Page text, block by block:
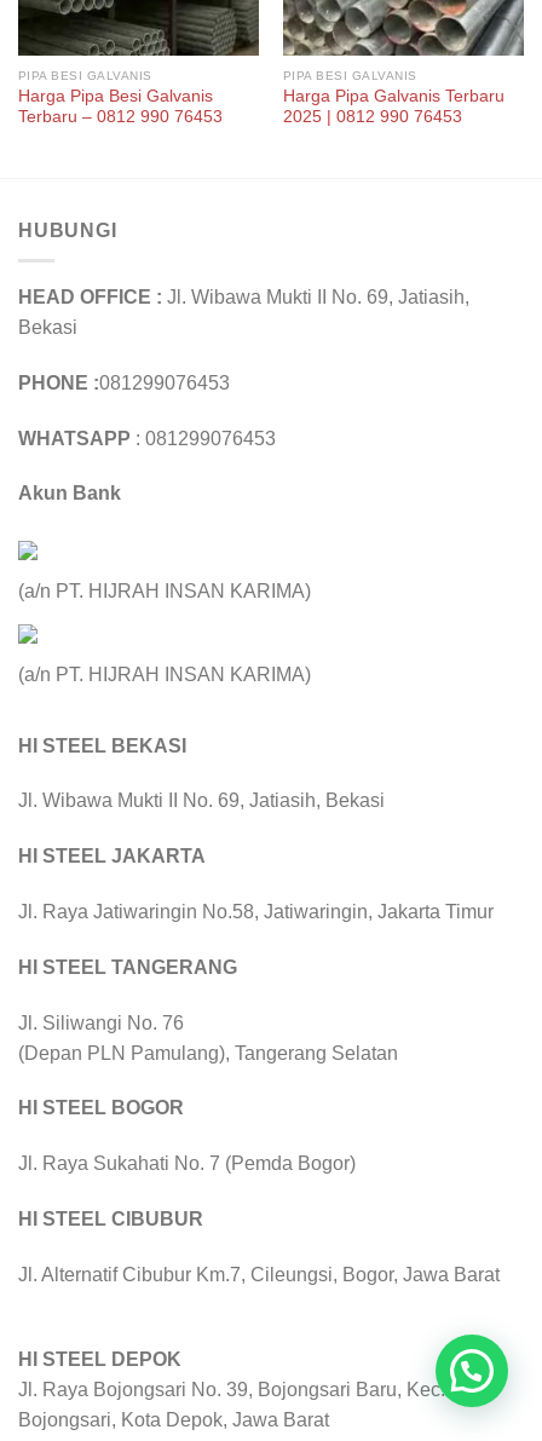
PIPA BESI GALVANIS
Harga Pipa Besi Galvanis
Terbaru – 0812 990 76453
PIPA BESI GALVANIS
Harga Pipa Galvanis Terbaru
2025 | 0812 990 76453
HUBUNGI
HEAD OFFICE : Jl. Wibawa Mukti II No. 69, Jatiasih,
Bekasi
PHONE :081299076453
WHATSAPP : 081299076453
Akun Bank
(a/n PT. HIJRAH INSAN KARIMA)
(a/n PT. HIJRAH INSAN KARIMA)
HI STEEL BEKASI
Jl. Wibawa Mukti II No. 69, Jatiasih, Bekasi
HI STEEL JAKARTA
Jl. Raya Jatiwaringin No.58, Jatiwaringin, Jakarta Timur
HI STEEL TANGERANG
Jl. Siliwangi No. 76
(Depan PLN Pamulang), Tangerang Selatan
HI STEEL BOGOR
Jl. Raya Sukahati No. 7 (Pemda Bogor)
HI STEEL CIBUBUR
Jl. Alternatif Cibubur Km.7, Cileungsi, Bogor, Jawa Barat
HI STEEL DEPOK
Jl. Raya Bojongsari No. 39, Bojongsari Baru, Kec.
Bojongsari, Kota Depok, Jawa Barat